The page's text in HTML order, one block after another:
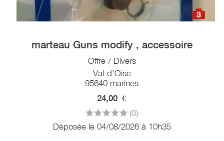
3
marteau Guns modify , accessoire
Offre / Divers
Val-d'Oise
95640 marines
24,00 €
(0)
Déposée le 04/08/2026 à 10h35